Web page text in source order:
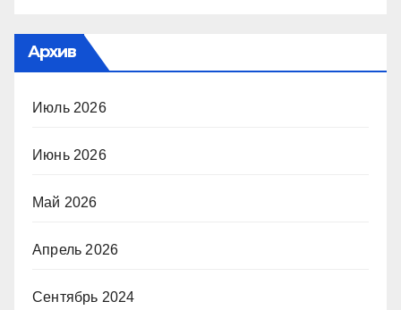
Архив
Июль 2026
Июнь 2026
Май 2026
Апрель 2026
Сентябрь 2024